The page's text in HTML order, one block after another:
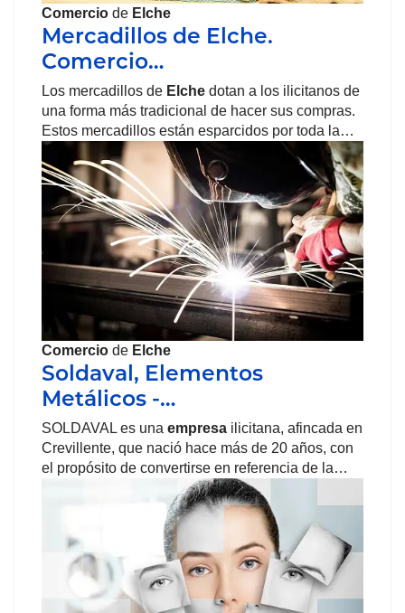
Comercio de Elche
Mercadillos de Elche.
Comercio…
Los mercadillos de Elche dotan a los ilicitanos de
una forma más tradicional de hacer sus compras.
Estos mercadillos están esparcidos por toda la…
Comercio de Elche
Soldaval, Elementos
Metálicos -…
SOLDAVAL es una empresa ilicitana, afincada en
Crevillente, que nació hace más de 20 años, con
el propósito de convertirse en referencia de la…